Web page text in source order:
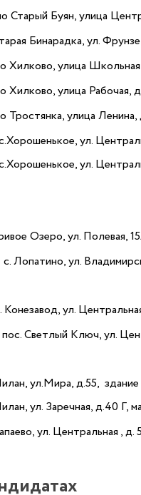
Старый Буян, улица
Бинарадка, ул.
Хилково, улица
Хилково, улица Рабочая,
Тростянка, улица Ленина,
ул.
ул.
Озеро, ул. Полевая,
Лопатино, ул.
Конезавод, ул.
Светлый Ключ, ул.
ул.Мира, д.55, здание
ул. Заречная, д.40 Г,
ул. Центральная ,